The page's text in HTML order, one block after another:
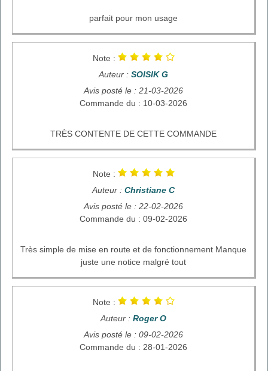
parfait pour mon usage
Note :
Auteur : SOISIK G
Avis posté le : 21-03-2026
Commande du : 10-03-2026
TRÈS CONTENTE DE CETTE COMMANDE
Note :
Auteur : Christiane C
Avis posté le : 22-02-2026
Commande du : 09-02-2026
Très simple de mise en route et de fonctionnement Manque
juste une notice malgré tout
Note :
Auteur : Roger O
Avis posté le : 09-02-2026
Commande du : 28-01-2026